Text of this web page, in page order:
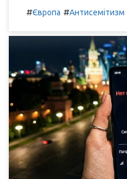
#Європа #Антисемітизм